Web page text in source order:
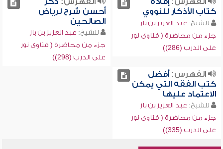
كتاب الأذكار للنووي
للشيخ: عبد العزيز بن باز
جزء من محاضرة ( فتاوى نور
على الدرب (286))
أحسن شرح لرياض
الصالحين
للشيخ: عبد العزيز بن باز
جزء من محاضرة ( فتاوى نور
على الدرب (298))
الفهرس:أفضل
كتب الفقه التي يمكن
الاعتماد عليها
للشيخ: عبد العزيز بن باز
جزء من محاضرة ( فتاوى نور
على الدرب (335))